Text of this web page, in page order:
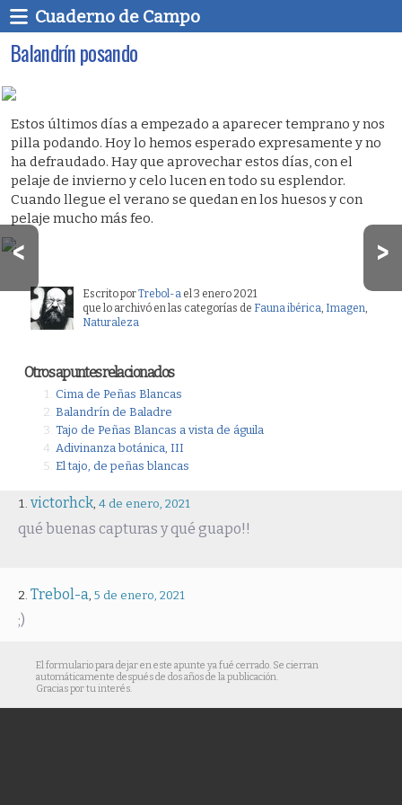
Cuaderno de Campo
Balandrín posando
Estos últimos días a empezado a aparecer temprano y nos
pilla podando. Hoy lo hemos esperado expresamente y no
ha defraudado. Hay que aprovechar estos días, con el
pelaje de invierno y celo lucen en todo su esplendor.
Cuando llegue el verano se quedan en los huesos y con
pelaje mucho más feo.
Escrito porTrebol-a el 3 enero 2021
que lo archivó en las categorías de Fauna ibérica, Imagen,
Naturaleza
Otros apuntes relacionados
Cima de Peñas Blancas
Balandrín de Baladre
Tajo de Peñas Blancas a vista de águila
Adivinanza botánica, III
El tajo, de peñas blancas
victorhck, 4 de enero, 2021
qué buenas capturas y qué guapo!!
Trebol-a, 5 de enero, 2021
;)
El formulario para dejar en este apunte ya fué cerrado. Se cierran
automáticamente después de dos años de la publicación.
Gracias por tu interés.